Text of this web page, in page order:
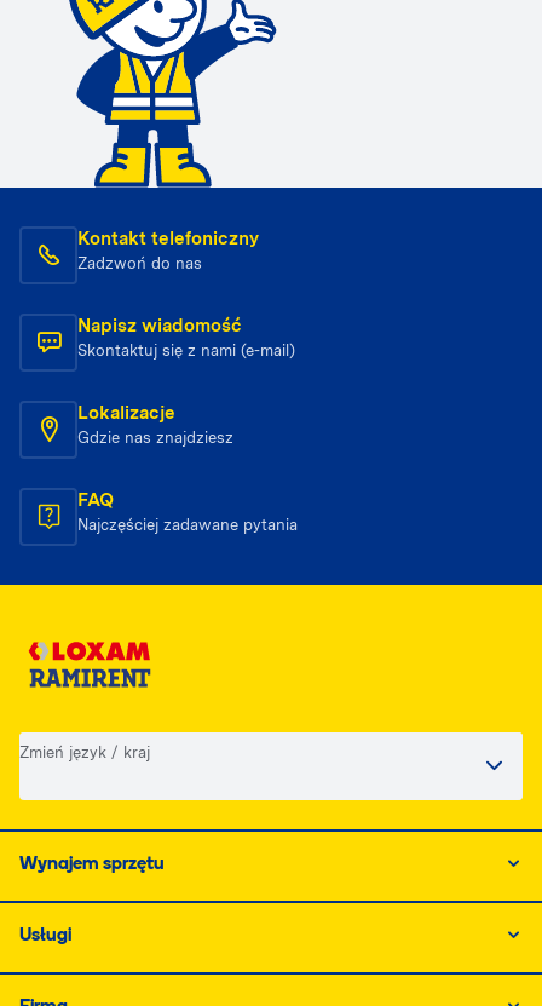
Kontakt telefoniczny
Zadzwoń do nas
Napisz wiadomość
Skontaktuj się z nami (e-mail)
Lokalizacje
Gdzie nas znajdziesz
FAQ
Najczęściej zadawane pytania
Zmień język / kraj
Wynajem sprzętu
Usługi